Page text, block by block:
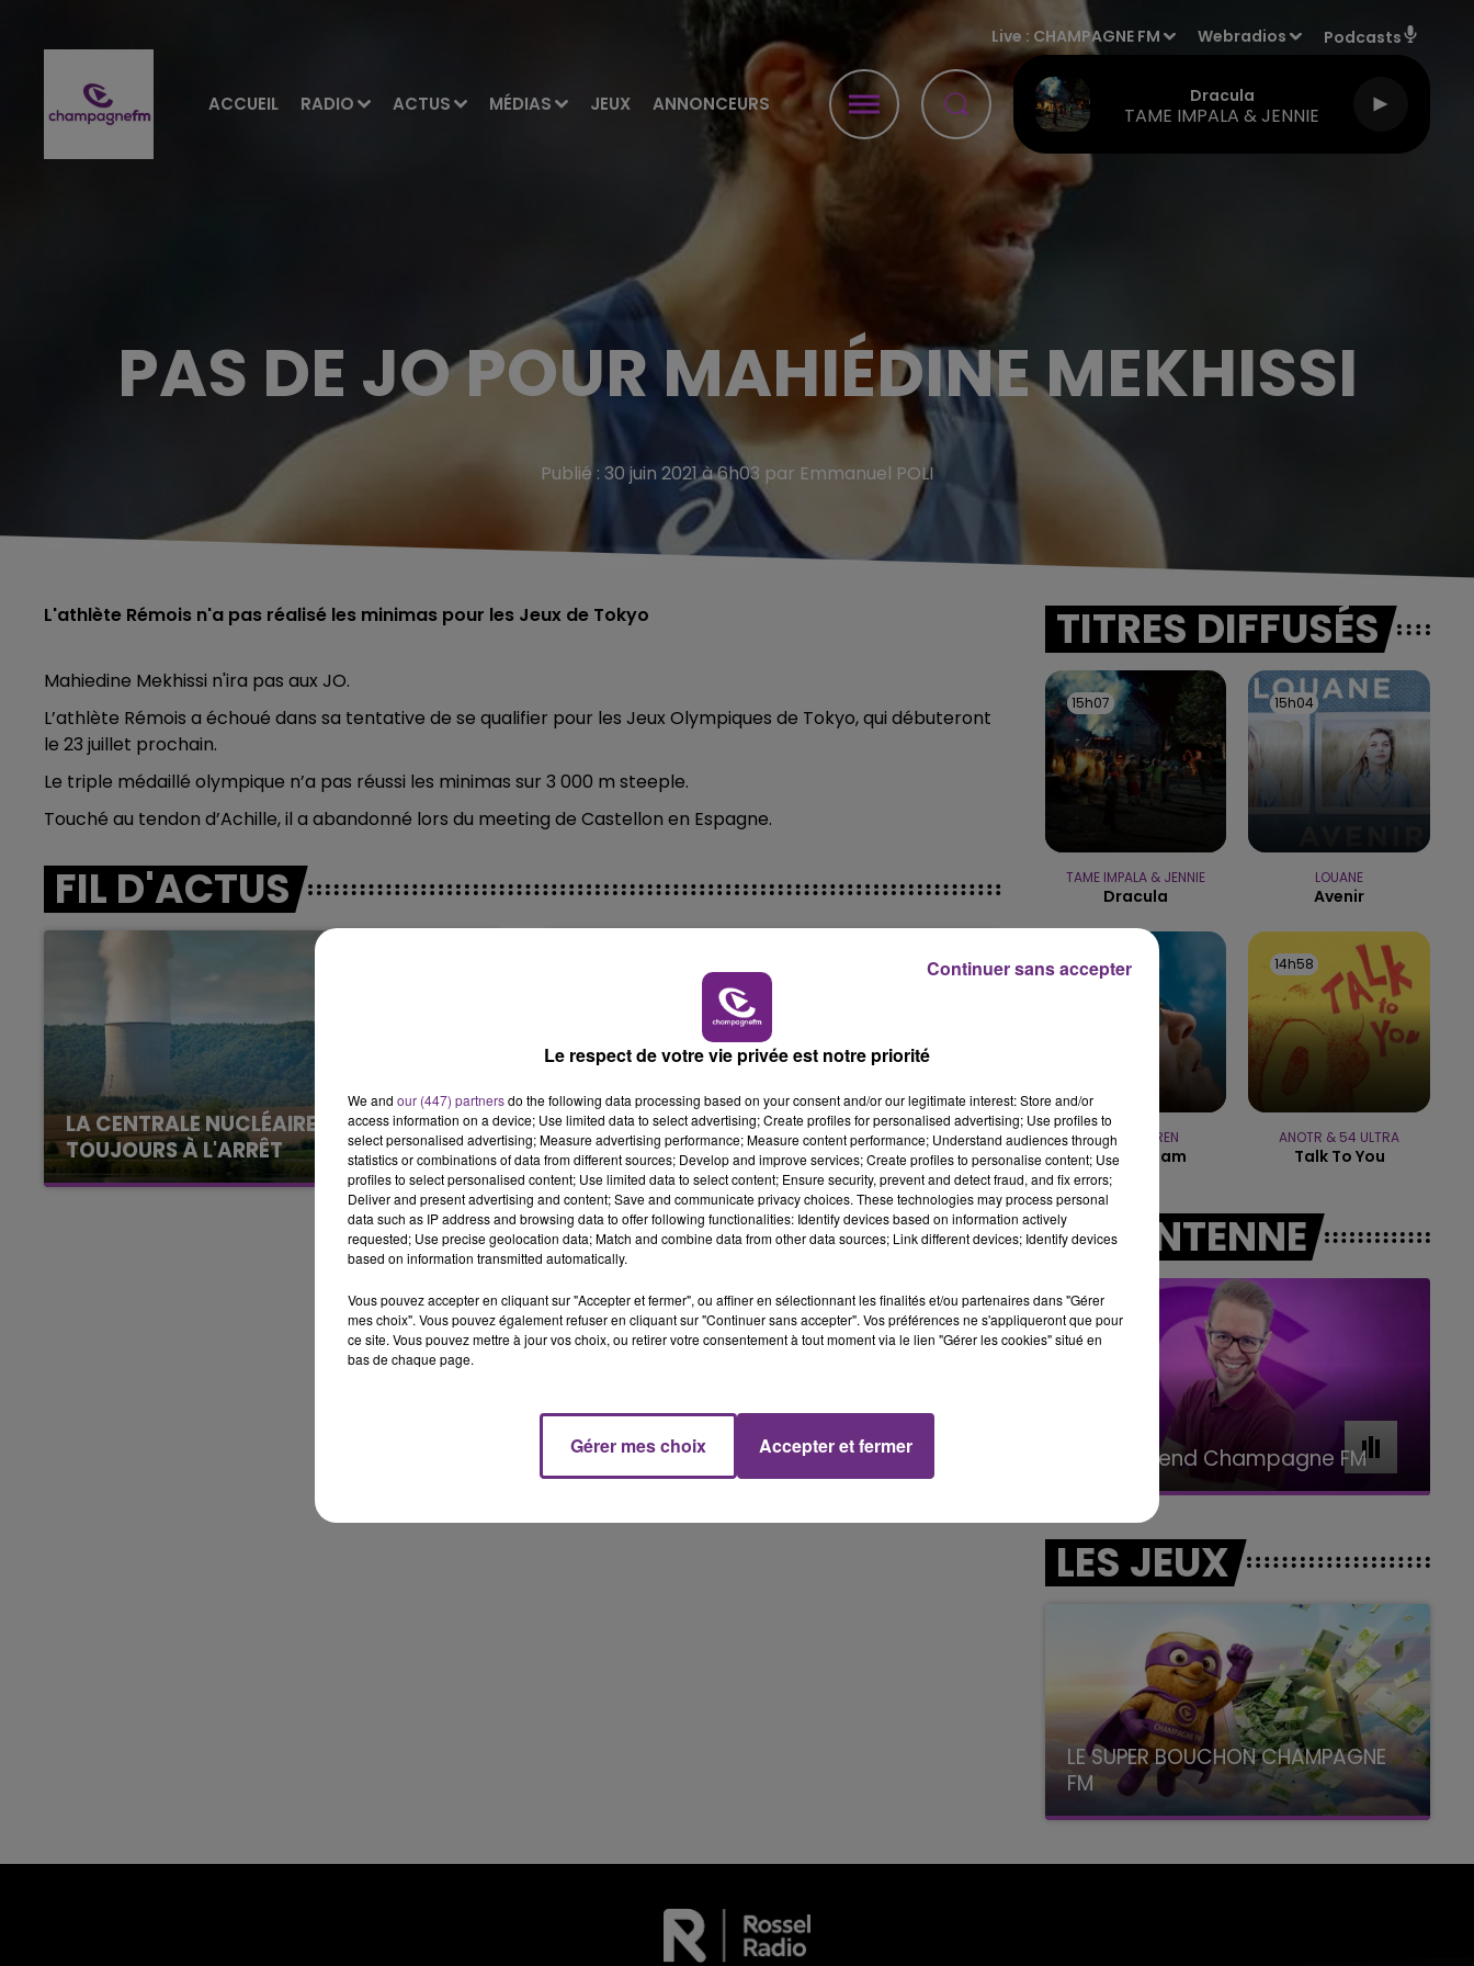
ACCUEIL RADIO ACTUS MÉDIAS JEUX ANNONCEURS
Live : CHAMPAGNE FM Webradios Podcasts
Dracula
TAME IMPALA & JENNIE
LE WEEK-END CHAMPAGNE FM
16h00 - 20h00
LE WEEK-END CHAMPAGNE FM
PAS DE JO POUR MAHIÉDINE MEKHISSI
Publié : 30 juin 2021 à 6h03 par Emmanuel POLI
L'athlète Rémois n'a pas réalisé les minimas pour les Jeux de Tokyo
Mahiedine Mekhissi n'ira pas aux JO.
L’athlète Rémois a échoué dans sa tentative de se qualifier pour les Jeux Olympiques de Tokyo, qui débuteront
le 23 juillet prochain.
Le triple médaillé olympique n’a pas réussi les minimas sur 3 000 m steeple.
Touché au tendon d’Achille, il a abandonné lors du meeting de Castellon en Espagne.
FIL D'ACTUS
LA CENTRALE NUCLÉAIRE DE CHOOZ
TOUJOURS À L'ARRÊT
Cela fait déjà une semaine que la centrale
nucléaire ardennaise est à l'arrêt. Une situation
justifiée par la sécheresse intense qui est
LE MAGASIN JOUÉCLUB DE REIMS FERME
SES PORTES
C'était l'une des institutions du centre-ville
rémois. Le magasin JouéClub est contraint de
fermer ses portes.
TITRES DIFFUSÉS
15h07
15h07
TAME IMPALA & JENNIE
Dracula
15h04
15h04
LOUANE
Avenir
15h02
15h02
ALEX WARREN
Fever Dream
14h58
14h58
ANOTR & 54 ULTRA
Talk To You
A L'ANTENNE
7h00 - 11h00
BEST OF Le week-end Champagne FM
LES JEUX
LE SUPER BOUCHON CHAMPAGNE
FM
avec La Famille Champagne FM, à 8H10
Le respect de votre vie privée est notre priorité
We and our (447) partnersdo the following data processing based on your consent and/or our legitimate interest: Store and/or
access information on a device; Use limited data to select advertising; Create profiles for personalised advertising; Use profiles to
select personalised advertising; Measure advertising performance; Measure content performance; Understand audiences through
statistics or combinations of data from different sources; Develop and improve services; Create profiles to personalise content; Use
profiles to select personalised content; Use limited data to select content; Ensure security, prevent and detect fraud, and fix errors;
Deliver and present advertising and content; Save and communicate privacy choices. These technologies may process personal
data such as IP address and browsing data to offer following functionalities: Identify devices based on information actively
requested; Use precise geolocation data; Match and combine data from other data sources; Link different devices; Identify devices
based on information transmitted automatically.
Vous pouvez accepter en cliquant sur "Accepter et fermer", ou affiner en sélectionnant les finalités et/ou partenaires dans "Gérer
mes choix". Vous pouvez également refuser en cliquant sur "Continuer sans accepter". Vos préférences ne s'appliqueront que pour
ce site. Vous pouvez mettre à jour vos choix, ou retirer votre consentement à tout moment via le lien "Gérer les cookies" situé en
bas de chaque page.
Gérer mes choix Accepter et fermer
Continuer sans accepter